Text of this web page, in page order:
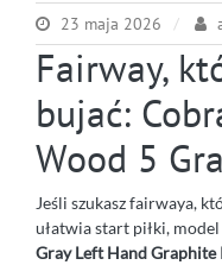
23 maja 2026
Fairway,
bujać:
Wood 5
Jeśli szukasz fairwaya,
ułatwia start piłki, model
Gray Left Hand Graphite